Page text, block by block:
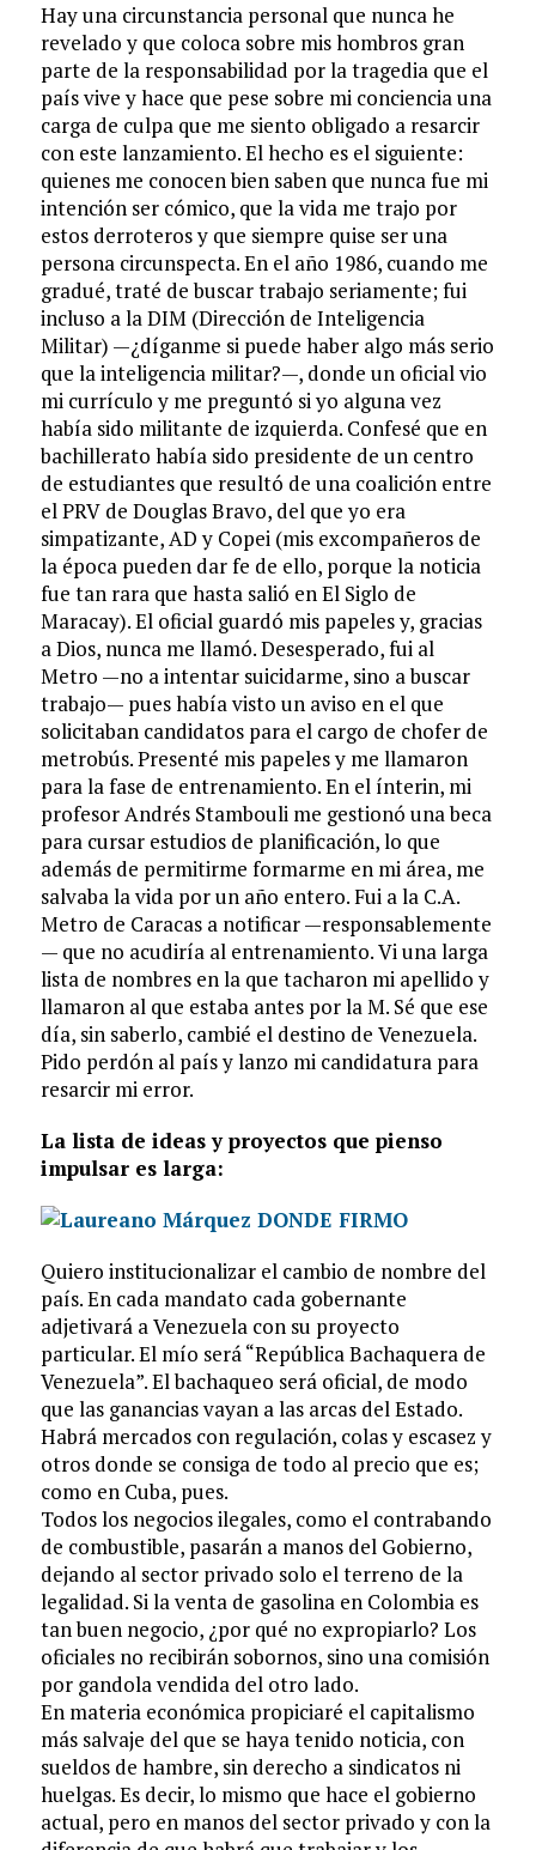
Hay una circunstancia personal que nunca he
revelado y que coloca sobre mis hombros gran
parte de la responsabilidad por la tragedia que el
país vive y hace que pese sobre mi conciencia una
carga de culpa que me siento obligado a resarcir
con este lanzamiento. El hecho es el siguiente:
quienes me conocen bien saben que nunca fue mi
intención ser cómico, que la vida me trajo por
estos derroteros y que siempre quise ser una
persona circunspecta. En el año 1986, cuando me
gradué, traté de buscar trabajo seriamente; fui
incluso a la DIM (Dirección de Inteligencia
Militar) —¿díganme si puede haber algo más serio
que la inteligencia militar?—, donde un oficial vio
mi currículo y me preguntó si yo alguna vez
había sido militante de izquierda. Confesé que en
bachillerato había sido presidente de un centro
de estudiantes que resultó de una coalición entre
el PRV de Douglas Bravo, del que yo era
simpatizante, AD y Copei (mis excompañeros de
la época pueden dar fe de ello, porque la noticia
fue tan rara que hasta salió en El Siglo de
Maracay). El oficial guardó mis papeles y, gracias
a Dios, nunca me llamó. Desesperado, fui al
Metro —no a intentar suicidarme, sino a buscar
trabajo— pues había visto un aviso en el que
solicitaban candidatos para el cargo de chofer de
metrobús. Presenté mis papeles y me llamaron
para la fase de entrenamiento. En el ínterin, mi
profesor Andrés Stambouli me gestionó una beca
para cursar estudios de planificación, lo que
además de permitirme formarme en mi área, me
salvaba la vida por un año entero. Fui a la C.A.
Metro de Caracas a notificar —responsablemente
— que no acudiría al entrenamiento. Vi una larga
lista de nombres en la que tacharon mi apellido y
llamaron al que estaba antes por la M. Sé que ese
día, sin saberlo, cambié el destino de Venezuela.
Pido perdón al país y lanzo mi candidatura para
resarcir mi error.
La lista de ideas y proyectos que pienso
impulsar es larga:
Quiero institucionalizar el cambio de nombre del
país. En cada mandato cada gobernante
adjetivará a Venezuela con su proyecto
particular. El mío será “República Bachaquera de
Venezuela”. El bachaqueo será oficial, de modo
que las ganancias vayan a las arcas del Estado.
Habrá mercados con regulación, colas y escasez y
otros donde se consiga de todo al precio que es;
como en Cuba, pues.
Todos los negocios ilegales, como el contrabando
de combustible, pasarán a manos del Gobierno,
dejando al sector privado solo el terreno de la
legalidad. Si la venta de gasolina en Colombia es
tan buen negocio, ¿por qué no expropiarlo? Los
oficiales no recibirán sobornos, sino una comisión
por gandola vendida del otro lado.
En materia económica propiciaré el capitalismo
más salvaje del que se haya tenido noticia, con
sueldos de hambre, sin derecho a sindicatos ni
huelgas. Es decir, lo mismo que hace el gobierno
actual, pero en manos del sector privado y con la